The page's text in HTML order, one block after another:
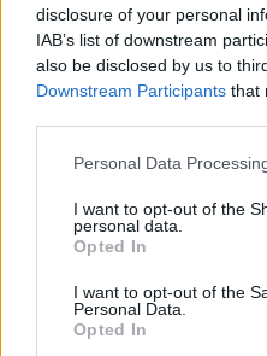
disclosure of your personal
IAB’s list of downstream
also be disclosed by us to
Downstream Participants that
Please note that this
not limited to your visit or
grant or deny consent to
use your data for below
consent section.
Personal Data
I want to opt-out of the
personal data.
Opted In
I want to opt-out of the
Personal Data.
Opted In
is
This
window.
The media could not
the server or network
is not